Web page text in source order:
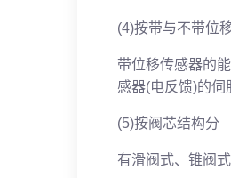
(4)按带与不带位
带位移传感器的
感器(电反馈)的伺
(5)按阀芯结构分
有滑阀式、锥阀